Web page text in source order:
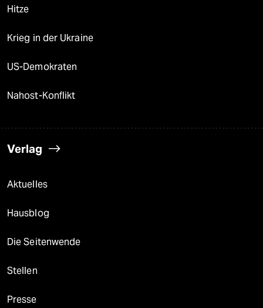
Hitze
Krieg in der Ukraine
US-Demokraten
Nahost-Konflikt
Verlag
Aktuelles
Hausblog
Die Seitenwende
Stellen
Presse